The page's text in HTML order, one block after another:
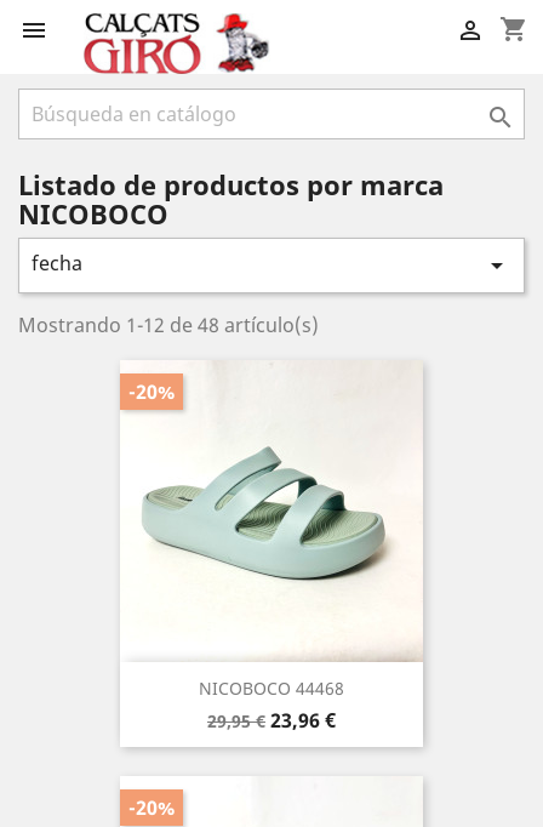
 shopping_cart


Listado de productos por marca
NICOBOCO
fecha 
Mostrando 1-12 de 48 artículo(s)
NICOBOCO 44468
Precio
base
29,95 € Precio
23,96 €
-20%
-20%